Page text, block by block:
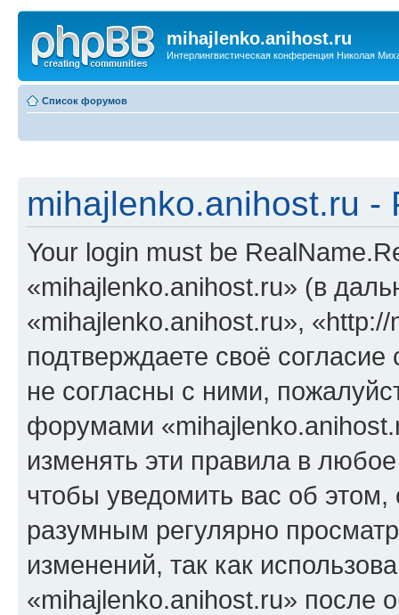
mihajlenko.anihost.ru
Интерлингвистическая конференция Николая
Список форумов
mihajlenko.anihost.ru -
Your login must be
«mihajlenko.anihost.ru» (в
«mihajlenko.anihost.ru»,
подтверждаете своё
не согласны с ними,
форумами
изменять эти правила в
чтобы уведомить вас об
разумным регулярно
изменений, так как
«mihajlenko.anihost.ru» после